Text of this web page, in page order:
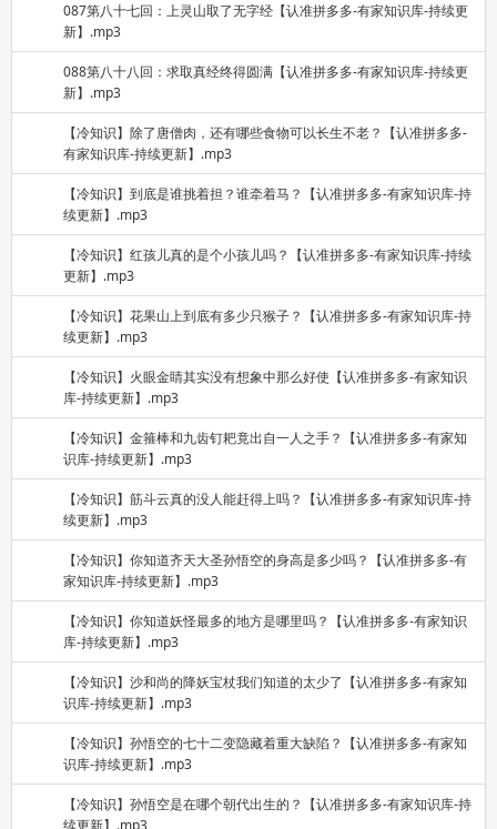
087第八十七回：上灵山取了无字经【认准拼多多-有家知识库-持续更
新】.mp3
088第八十八回：求取真经终得圆满【认准拼多多-有家知识库-持续更
新】.mp3
【冷知识】除了唐僧肉，还有哪些食物可以长生不老？【认准拼多多-
有家知识库-持续更新】.mp3
【冷知识】到底是谁挑着担？谁牵着马？【认准拼多多-有家知识库-持
续更新】.mp3
【冷知识】红孩儿真的是个小孩儿吗？【认准拼多多-有家知识库-持续
更新】.mp3
【冷知识】花果山上到底有多少只猴子？【认准拼多多-有家知识库-持
续更新】.mp3
【冷知识】火眼金睛其实没有想象中那么好使【认准拼多多-有家知识
库-持续更新】.mp3
【冷知识】金箍棒和九齿钉耙竟出自一人之手？【认准拼多多-有家知
识库-持续更新】.mp3
【冷知识】筋斗云真的没人能赶得上吗？【认准拼多多-有家知识库-持
续更新】.mp3
【冷知识】你知道齐天大圣孙悟空的身高是多少吗？【认准拼多多-有
家知识库-持续更新】.mp3
【冷知识】你知道妖怪最多的地方是哪里吗？【认准拼多多-有家知识
库-持续更新】.mp3
【冷知识】沙和尚的降妖宝杖我们知道的太少了【认准拼多多-有家知
识库-持续更新】.mp3
【冷知识】孙悟空的七十二变隐藏着重大缺陷？【认准拼多多-有家知
识库-持续更新】.mp3
【冷知识】孙悟空是在哪个朝代出生的？【认准拼多多-有家知识库-持